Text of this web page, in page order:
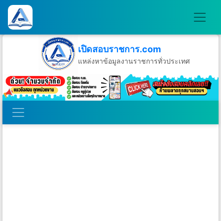
เปิดสอบราชการ.com
แหล่งหาข้อมูลงานราชการทั่วประเทศ
วันอาทิตย์ที่ 9 เดือนสิงหาคม พ.ศ.2569